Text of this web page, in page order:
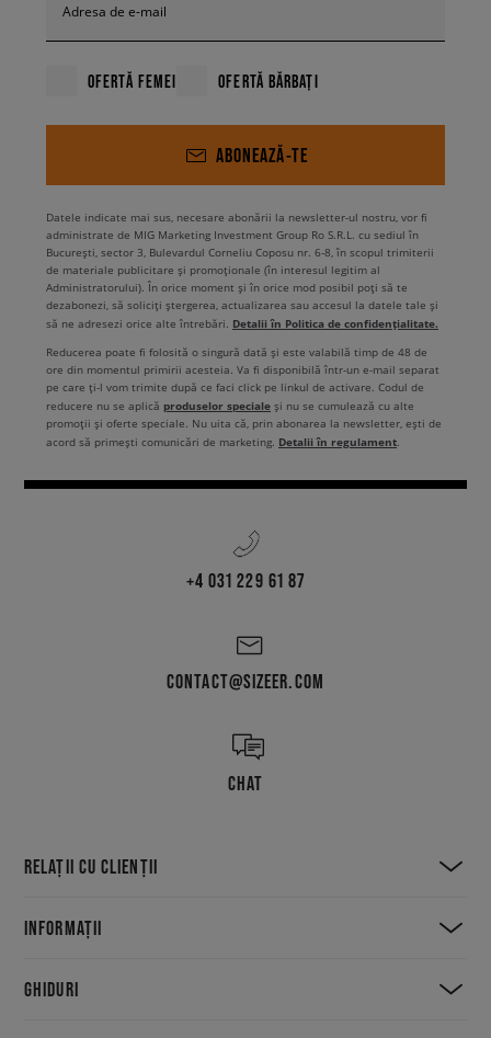
Adresa de e-mail
OFERTĂ FEMEI OFERTĂ BĂRBAȚI
ABONEAZĂ-TE
Datele indicate mai sus, necesare abonării la newsletter-ul nostru, vor fi
administrate de MIG Marketing Investment Group Ro S.R.L. cu sediul în
București, sector 3, Bulevardul Corneliu Coposu nr. 6-8, în scopul trimiterii
de materiale publicitare și promoționale (în interesul legitim al
Administratorului). În orice moment și în orice mod posibil poți să te
dezabonezi, să soliciți ștergerea, actualizarea sau accesul la datele tale și
să ne adresezi orice alte întrebări. Detalii în Politica de confidențialitate.
Reducerea poate fi folosită o singură dată și este valabilă timp de 48 de
ore din momentul primirii acesteia. Va fi disponibilă într-un e-mail separat
pe care ți-l vom trimite după ce faci click pe linkul de activare. Codul de
reducere nu se aplică produselor speciale și nu se cumulează cu alte
promoții și oferte speciale. Nu uita că, prin abonarea la newsletter, ești de
acord să primești comunicări de marketing. Detalii în regulament.
+4 031 229 61 87
CONTACT@SIZEER.COM
CHAT
RELAȚII CU CLIENȚII
INFORMAȚII
GHIDURI